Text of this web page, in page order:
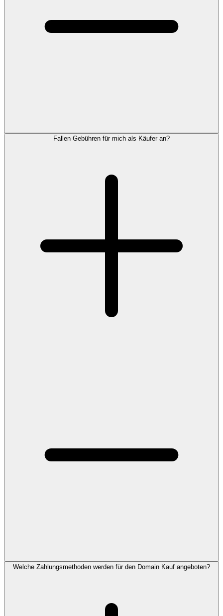
Fallen Gebühren für mich als Käufer an?
Welche Zahlungsmethoden werden für den Domain Kauf angeboten?